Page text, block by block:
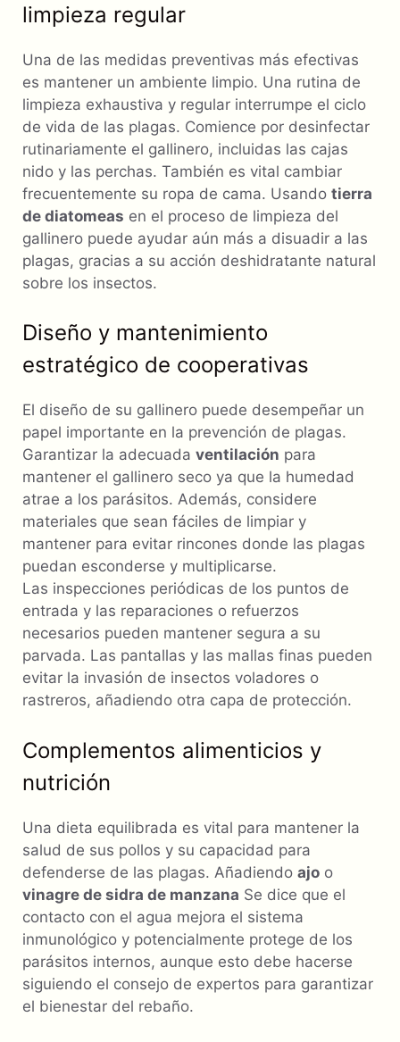
limpieza regular
Una de las medidas preventivas más efectivas
es mantener un ambiente limpio. Una rutina de
limpieza exhaustiva y regular interrumpe el ciclo
de vida de las plagas. Comience por desinfectar
rutinariamente el gallinero, incluidas las cajas
nido y las perchas. También es vital cambiar
frecuentemente su ropa de cama. Usando tierra
de diatomeas en el proceso de limpieza del
gallinero puede ayudar aún más a disuadir a las
plagas, gracias a su acción deshidratante natural
sobre los insectos.
Diseño y mantenimiento
estratégico de cooperativas
El diseño de su gallinero puede desempeñar un
papel importante en la prevención de plagas.
Garantizar la adecuada ventilación para
mantener el gallinero seco ya que la humedad
atrae a los parásitos. Además, considere
materiales que sean fáciles de limpiar y
mantener para evitar rincones donde las plagas
puedan esconderse y multiplicarse.
Las inspecciones periódicas de los puntos de
entrada y las reparaciones o refuerzos
necesarios pueden mantener segura a su
parvada. Las pantallas y las mallas finas pueden
evitar la invasión de insectos voladores o
rastreros, añadiendo otra capa de protección.
Complementos alimenticios y
nutrición
Una dieta equilibrada es vital para mantener la
salud de sus pollos y su capacidad para
defenderse de las plagas. Añadiendo ajo o
vinagre de sidra de manzana Se dice que el
contacto con el agua mejora el sistema
inmunológico y potencialmente protege de los
parásitos internos, aunque esto debe hacerse
siguiendo el consejo de expertos para garantizar
el bienestar del rebaño.